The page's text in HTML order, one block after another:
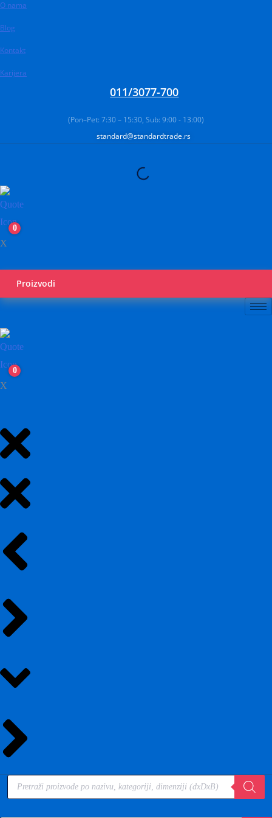
Pređi
na
O nama
Blog
Kontakt
Karijera
011/3077-700
(Pon–Pet: 7:30 – 15:30, Sub: 9:00 - 13:00)
standard@standardtrade.rs
0
X
Proizvodi
0
X
Products
search